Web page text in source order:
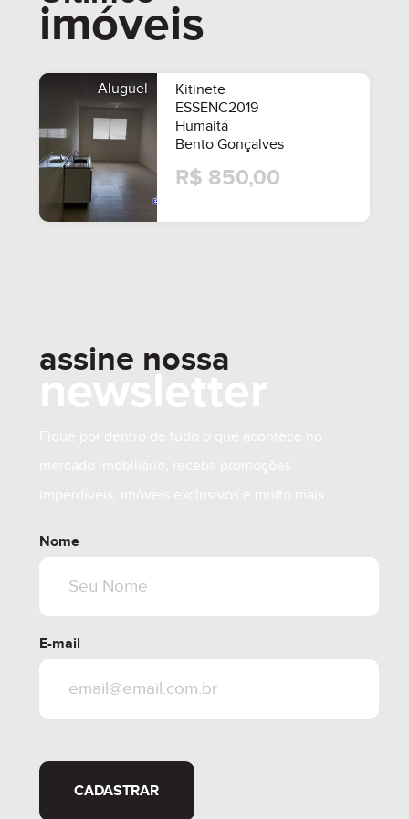
imóveis
Aluguel
Kitinete
ESSENC2019
Humaitá
Bento Gonçalves
R$ 850,00
assine nossa
Nome
E-mail
CADASTRAR